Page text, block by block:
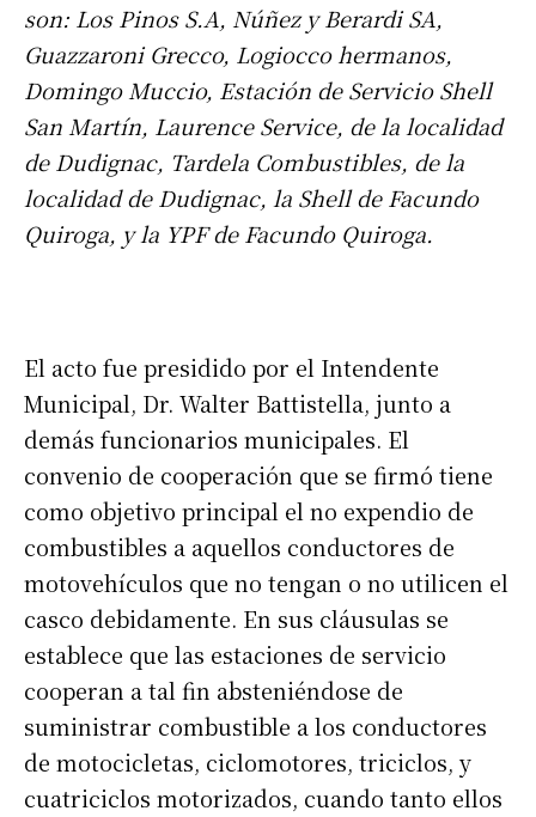
son: Los Pinos S.A, Núñez y Berardi SA,
Guazzaroni Grecco, Logiocco hermanos,
Domingo Muccio, Estación de Servicio Shell
San Martín, Laurence Service, de la localidad
de Dudignac, Tardela Combustibles, de la
localidad de Dudignac, la Shell de Facundo
Quiroga, y la YPF de Facundo Quiroga.
El acto fue presidido por el Intendente
Municipal, Dr. Walter Battistella, junto a
demás funcionarios municipales. El
convenio de cooperación que se firmó tiene
como objetivo principal el no expendio de
combustibles a aquellos conductores de
motovehículos que no tengan o no utilicen el
casco debidamente. En sus cláusulas se
establece que las estaciones de servicio
cooperan a tal fin absteniéndose de
suministrar combustible a los conductores
de motocicletas, ciclomotores, triciclos, y
cuatriciclos motorizados, cuando tanto ellos